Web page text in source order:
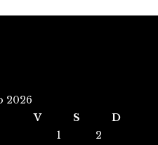
2026
V S
D
1
2